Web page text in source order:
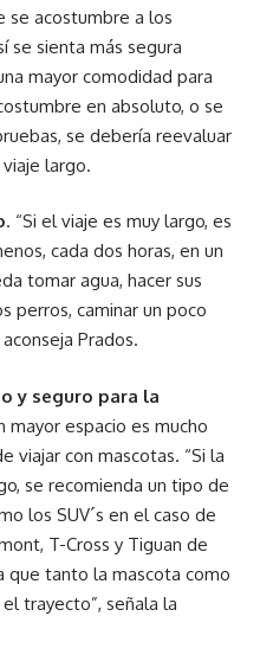
se acostumbre a los
se sienta más segura
mayor comodidad para
en absoluto, o se
se debería reevaluar
largo.
. “Si el viaje es muy largo, es
cada dos horas, en un
tomar agua, hacer sus
perros, caminar un poco
Prados.
y seguro para la
mayor espacio es mucho
viajar con mascotas. “Si la
se recomienda un tipo de
los SUV´s en el caso de
T-Cross y Tiguan de
que tanto la mascota como
trayecto”, señala la